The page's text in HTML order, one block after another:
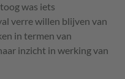
was iets
verre willen blijven van
in termen van
inzicht in werking van